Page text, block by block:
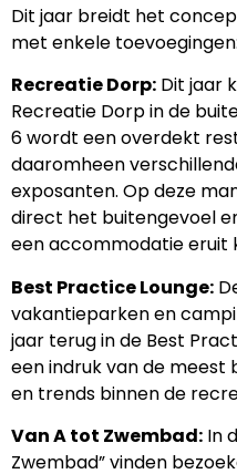
Dit jaar breidt het
met enkele toevoegingen:
Recreatie Dorp: Dit jaar
Recreatie Dorp in de
6 wordt een overdekt
daaromheen
exposanten. Op deze
direct het buitengevoel
een accommodatie eruit
Best Practice Lounge:
vakantieparken en
jaar terug in de Best
een indruk van de meest
en trends binnen de
Van A tot Zwembad: In
Zwembad” vinden